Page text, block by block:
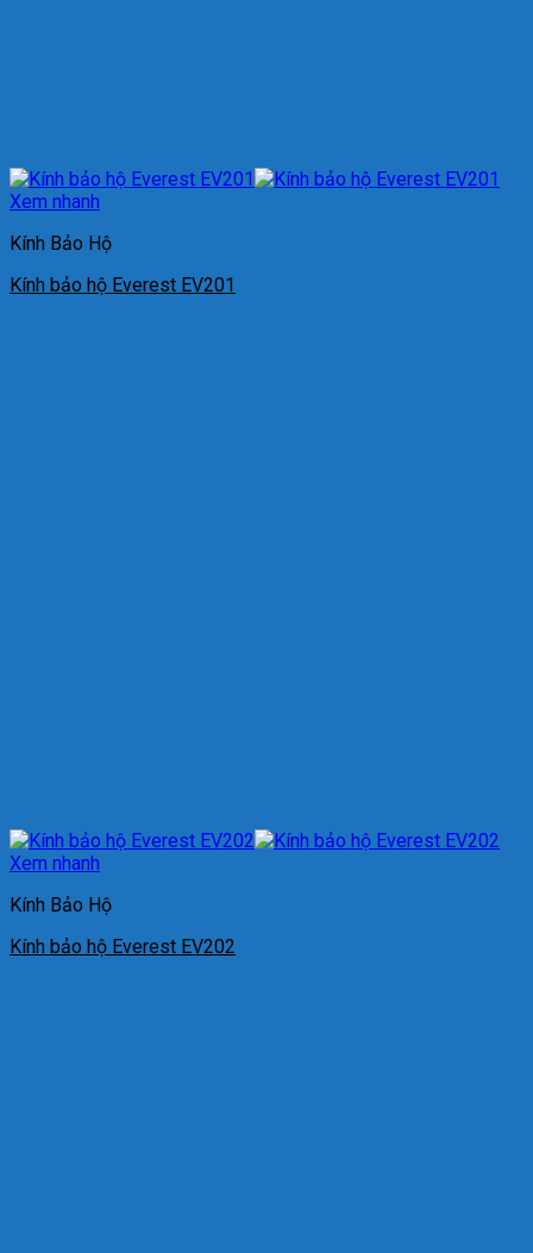
Xem nhanh
Kính Bảo Hộ
Kính bảo hộ Everest EV201
Xem nhanh
Kính Bảo Hộ
Kính bảo hộ Everest EV202